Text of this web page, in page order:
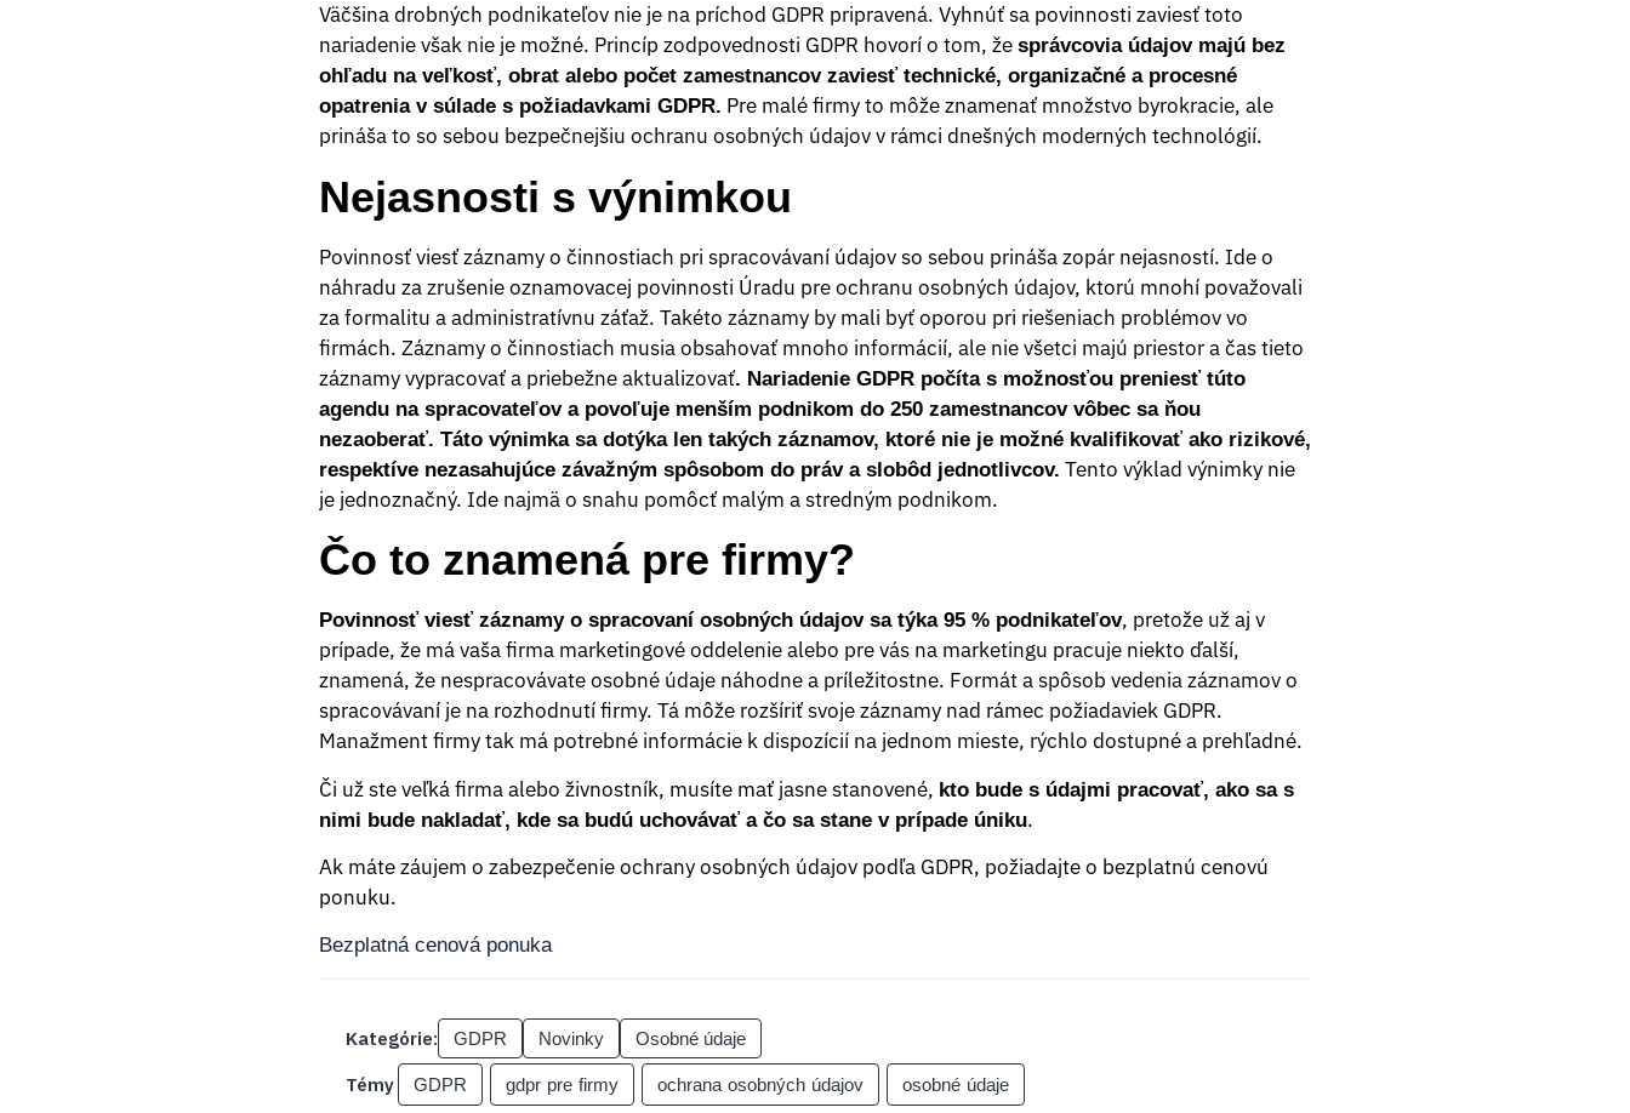
Väčšina drobných podnikateľov nie je na príchod GDPR pripravená. Vyhnúť sa povinnosti zaviesť toto
nariadenie však nie je možné. Princíp zodpovednosti GDPR hovorí o tom, že správcovia údajov majú bez
ohľadu na veľkosť, obrat alebo počet zamestnancov zaviesť technické, organizačné a procesné
opatrenia v súlade s požiadavkami GDPR. Pre malé firmy to môže znamenať množstvo byrokracie, ale
prináša to so sebou bezpečnejšiu ochranu osobných údajov v rámci dnešných moderných technológií.
Nejasnosti s výnimkou
Povinnosť viesť záznamy o činnostiach pri spracovávaní údajov so sebou prináša zopár nejasností. Ide o
náhradu za zrušenie oznamovacej povinnosti Úradu pre ochranu osobných údajov, ktorú mnohí považovali
za formalitu a administratívnu záťaž. Takéto záznamy by mali byť oporou pri riešeniach problémov vo
firmách. Záznamy o činnostiach musia obsahovať mnoho informácií, ale nie všetci majú priestor a čas tieto
záznamy vypracovať a priebežne aktualizovať. Nariadenie GDPR počíta s možnosťou preniesť túto
agendu na spracovateľov a povoľuje menším podnikom do 250 zamestnancov vôbec sa ňou
nezaoberať. Táto výnimka sa dotýka len takých záznamov, ktoré nie je možné kvalifikovať ako rizikové,
respektíve nezasahujúce závažným spôsobom do práv a slobôd jednotlivcov. Tento výklad výnimky nie
je jednoznačný. Ide najmä o snahu pomôcť malým a stredným podnikom.
Čo to znamená pre firmy?
Povinnosť viesť záznamy o spracovaní osobných údajov sa týka 95 % podnikateľov, pretože už aj v
prípade, že má vaša firma marketingové oddelenie alebo pre vás na marketingu pracuje niekto ďalší,
znamená, že nespracovávate osobné údaje náhodne a príležitostne. Formát a spôsob vedenia záznamov o
spracovávaní je na rozhodnutí firmy. Tá môže rozšíriť svoje záznamy nad rámec požiadaviek GDPR.
Manažment firmy tak má potrebné informácie k dispozícií na jednom mieste, rýchlo dostupné a prehľadné.
Či už ste veľká firma alebo živnostník, musíte mať jasne stanovené, kto bude s údajmi pracovať, ako sa s
nimi bude nakladať, kde sa budú uchovávať a čo sa stane v prípade úniku.
Ak máte záujem o zabezpečenie ochrany osobných údajov podľa GDPR, požiadajte o bezplatnú cenovú
ponuku.
Bezplatná cenová ponuka
Kategórie: GDPR Novinky Osobné údaje
Témy GDPR gdpr pre firmy ochrana osobných údajov osobné údaje